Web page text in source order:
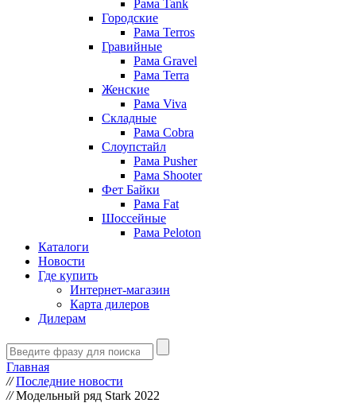
Рама Tank
Городские
Рама Terros
Гравийные
Рама Gravel
Рама Terra
Женские
Рама Viva
Складные
Рама Cobra
Слоупстайл
Рама Pusher
Рама Shooter
Фет Байки
Рама Fat
Шоссейные
Рама Peloton
Каталоги
Новости
Где купить
Интернет-магазин
Карта дилеров
Дилерам
Главная
// Последние новости
// Модельный ряд Stark 2022